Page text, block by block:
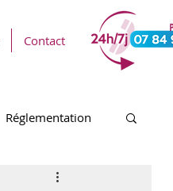
Contact
Réglementation